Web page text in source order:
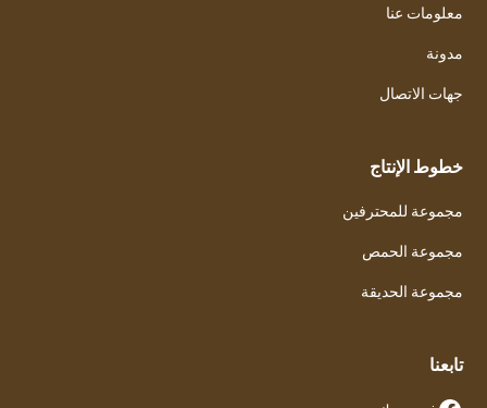
معلومات عنا
مدونة
جهات الاتصال
خطوط الإنتاج
مجموعة للمحترفين
مجموعة الحمص
مجموعة الحديقة
تابعنا